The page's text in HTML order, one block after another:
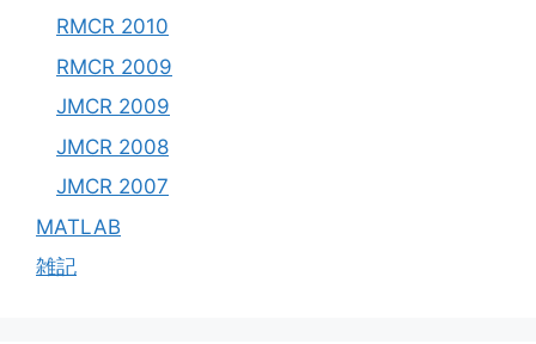
RMCR 2010
RMCR 2009
JMCR 2009
JMCR 2008
JMCR 2007
MATLAB
雑記